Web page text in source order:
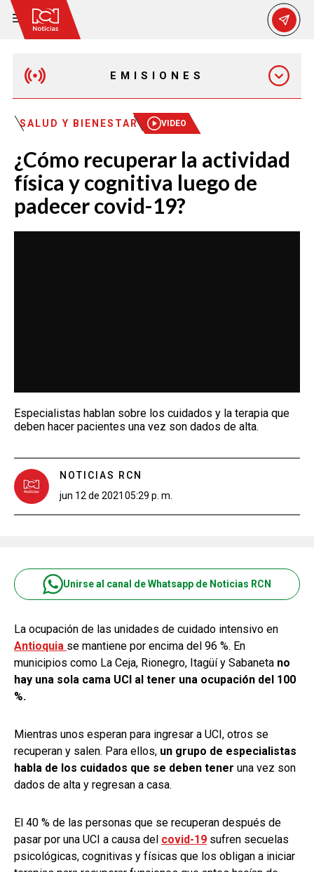
EMISIONES
MAÑANA EXPRESS
EMISIÓN 12:30 PM
EMISIÓN 7:00 PM
SALUD Y BIENESTAR VIDEO
¿Cómo recuperar la actividad
física y cognitiva luego de
padecer covid-19?
Especialistas hablan sobre los cuidados y la terapia que
deben hacer pacientes una vez son dados de alta.
NOTICIAS RCN
jun 12 de 2021 05:29 p. m.
Unirse al canal de Whatsapp de Noticias RCN
La ocupación de las unidades de cuidado intensivo en
Antioquia se mantiene por encima del 96 %. En
municipios como La Ceja, Rionegro, Itagüí y Sabaneta no
hay una sola cama UCI al tener una ocupación del 100
%.
Mientras unos esperan para ingresar a UCI, otros se
recuperan y salen. Para ellos, un grupo de especialistas
habla de los cuidados que se deben tener una vez son
dados de alta y regresan a casa.
El 40 % de las personas que se recuperan después de
pasar por una UCI a causa del covid-19 sufren secuelas
psicológicas, cognitivas y físicas que los obligan a iniciar